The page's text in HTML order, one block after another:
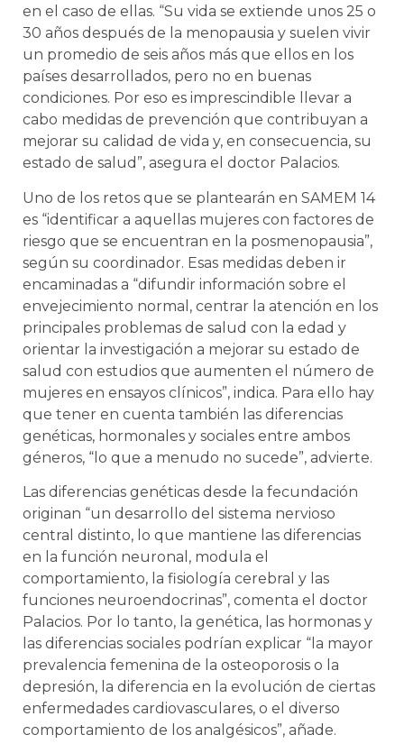
en el caso de ellas. “Su vida se extiende unos 25 o
30 años después de la menopausia y suelen vivir
un promedio de seis años más que ellos en los
países desarrollados, pero no en buenas
condiciones. Por eso es imprescindible llevar a
cabo medidas de prevención que contribuyan a
mejorar su calidad de vida y, en consecuencia, su
estado de salud”, asegura el doctor Palacios.
Uno de los retos que se plantearán en SAMEM 14
es “identificar a aquellas mujeres con factores de
riesgo que se encuentran en la posmenopausia”,
según su coordinador. Esas medidas deben ir
encaminadas a “difundir información sobre el
envejecimiento normal, centrar la atención en los
principales problemas de salud con la edad y
orientar la investigación a mejorar su estado de
salud con estudios que aumenten el número de
mujeres en ensayos clínicos”, indica. Para ello hay
que tener en cuenta también las diferencias
genéticas, hormonales y sociales entre ambos
géneros, “lo que a menudo no sucede”, advierte.
Las diferencias genéticas desde la fecundación
originan “un desarrollo del sistema nervioso
central distinto, lo que mantiene las diferencias
en la función neuronal, modula el
comportamiento, la fisiología cerebral y las
funciones neuroendocrinas”, comenta el doctor
Palacios. Por lo tanto, la genética, las hormonas y
las diferencias sociales podrían explicar “la mayor
prevalencia femenina de la osteoporosis o la
depresión, la diferencia en la evolución de ciertas
enfermedades cardiovasculares, o el diverso
comportamiento de los analgésicos”, añade.